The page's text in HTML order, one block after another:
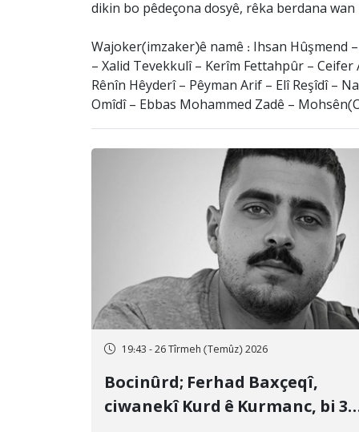
dikin bo pêdeçona dosyê, rêka berdana
Wajoker(imzaker)ê namê : Ihsan Hûşmend
– Xalid Tevekkulî – Kerîm Fettahpûr –
Rênîn Hêyderî – Pêyman Arif – Elî Reşîdî –
Omîdî – Ebbas Mohammed Zadê –
19:43 - 26 Tîrmeh (Temûz) 2026
Bocinûrd; Ferhad Baxçeqî,
ciwanekî Kurd ê Kurmanc, bi 3